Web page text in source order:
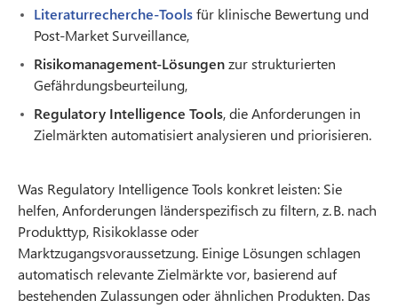
Literaturrecherche-Toolsfür klinische Bewertung und
Post-Market Surveillance,
Risikomanagement-Lösungenzur strukturierten
Gefährdungsbeurteilung,
Regulatory Intelligence Tools, die Anforderungen in
Zielmärkten automatisiert analysieren und priorisieren.
Was Regulatory Intelligence Tools konkret leisten: Sie
helfen, Anforderungen länderspezifisch zu filtern, z. B. nach
Produkttyp, Risikoklasse oder
Marktzugangsvoraussetzung. Einige Lösungen schlagen
automatisch relevante Zielmärkte vor, basierend auf
bestehenden Zulassungen oder ähnlichen Produkten. Das